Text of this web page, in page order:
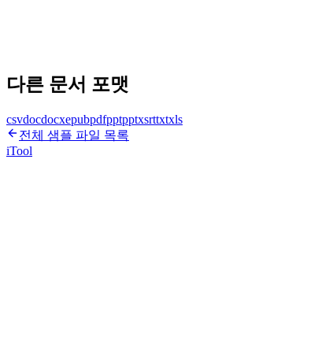
다른 문서 포맷
csvdocdocxepubpdfpptpptxsrttxtxls
전체 샘플 파일 목록
iTool